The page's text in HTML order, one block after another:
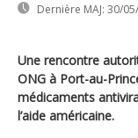
Dernière MAJ: 30/
Une rencontre
ONG à Port-au-
médicaments
l’aide américaine.